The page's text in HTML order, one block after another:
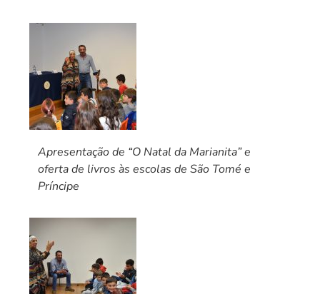
Apresentação de “O Natal da Marianita” e
oferta de livros às escolas de São Tomé e
Príncipe